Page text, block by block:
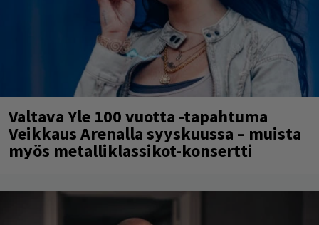
Valtava Yle 100 vuotta -tapahtuma
Veikkaus Arenalla syyskuussa – muista
myös metalliklassikot-konsertti